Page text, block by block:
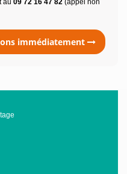
au 09 72 16 47 82 (appel non
immédiatement